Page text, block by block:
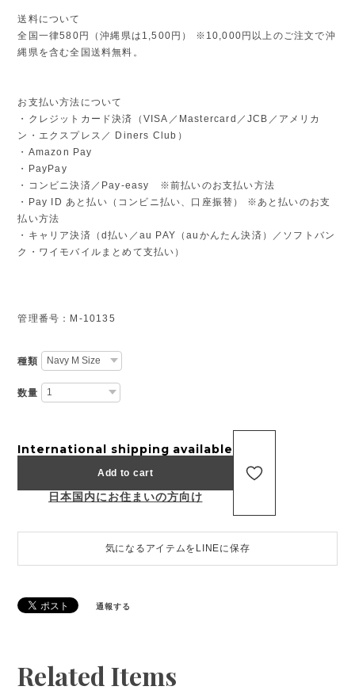
送料について
全国一律580円（沖縄県は1,500円） ※10,000円以上のご注文で沖
縄県を含む全国送料無料。
お支払い方法について
・クレジットカード決済（VISA／Mastercard／JCB／アメリカ
ン・エクスプレス／ Diners Club）
・Amazon Pay
・PayPay
・コンビニ決済／Pay-easy ※前払いのお支払い方法
・Pay ID あと払い（コンビニ払い、口座振替） ※あと払いのお支
払い方法
・キャリア決済（d払い／au PAY（auかんたん決済）／ソフトバン
ク・ワイモバイルまとめて支払い）
管理番号：M-10135
種類
数量
International shipping available
Add to cart
日本国内にお住まいの方向け
気になるアイテムをLINEに保存
通報する
Related Items